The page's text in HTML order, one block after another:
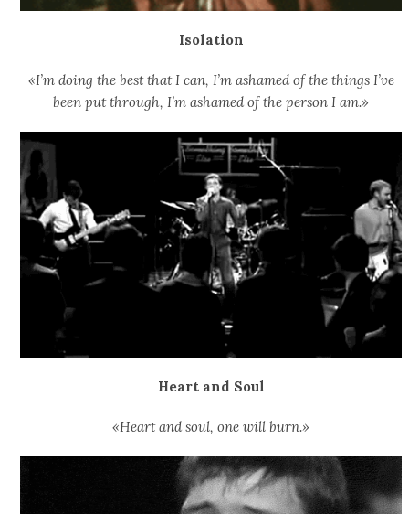
Isolation
«I’m doing the best that I can, I’m ashamed of the things I’ve
been put through, I’m ashamed of the person I am.»
Heart and Soul
«Heart and soul, one will burn.»